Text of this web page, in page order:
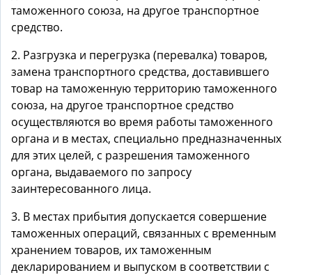
таможенного союза, на другое транспортное
средство.
2. Разгрузка и перегрузка (перевалка) товаров,
замена транспортного средства, доставившего
товар на таможенную территорию таможенного
союза, на другое транспортное средство
осуществляются во время работы таможенного
органа и в местах, специально предназначенных
для этих целей, с разрешения таможенного
органа, выдаваемого по запросу
заинтересованного лица.
3. В местах прибытия допускается совершение
таможенных операций, связанных с временным
хранением товаров, их таможенным
декларированием и выпуском в соответствии с